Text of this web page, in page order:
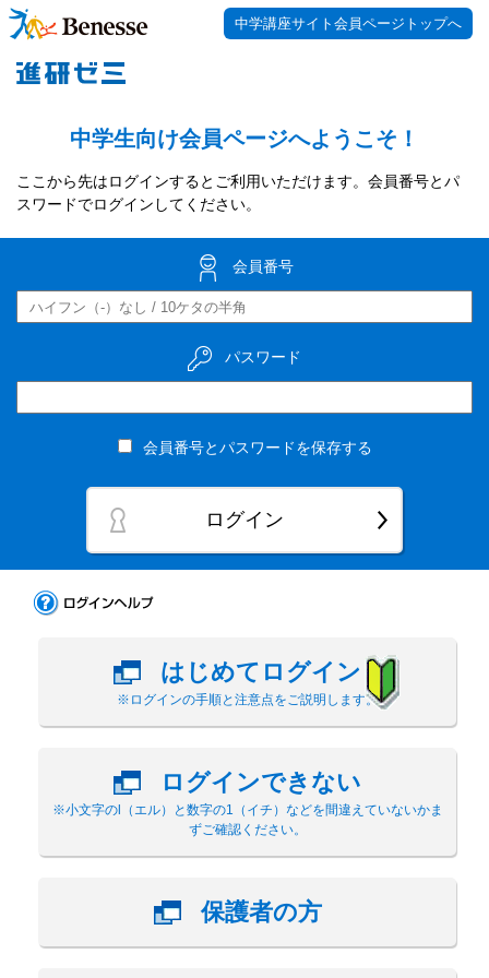
中学講座サイト会員ページトップへ
中学生向け会員ページへようこそ！
ここから先はログインするとご利用いただけます。会員番号とパ
スワードでログインしてください。
会員番号
パスワード
会員番号とパスワードを保存する
ログイン
はじめてログイン
※ログインの手順と注意点をご説明します。
ログインできない
※小文字のl（エル）と数字の1（イチ）などを間違えていないかま
ずご確認ください。
保護者の方